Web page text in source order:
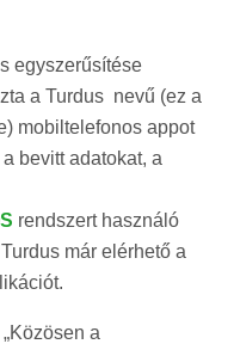
egyszerűsítése
a Turdus nevű (ez a
mobiltelefonos appot
bevitt adatokat, a
rendszert használó
már elérhető a
a